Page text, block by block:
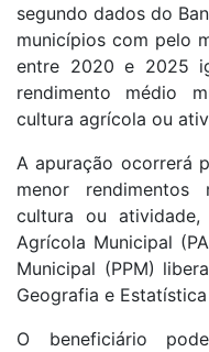
segundo dados do
municípios com pelo
entre 2020 e 2025
rendimento médio
cultura agrícola ou
A apuração ocorrerá
menor rendimentos
cultura ou
Agrícola Municipal
Municipal (PPM)
Geografia e Estatística
O beneficiário